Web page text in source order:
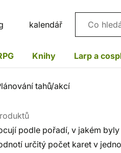
kalendář Vyhledávání
Knihy Larp a
tahů/akcí
podle pořadí, v jakém
určitý počet karet v